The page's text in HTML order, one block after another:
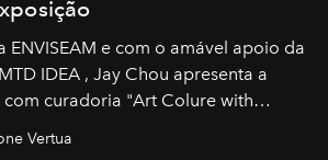
ENVISEAM e com o amável apoio da
IDEA , Jay Chou apresenta a
curadoria "Art Colure with
Vertua